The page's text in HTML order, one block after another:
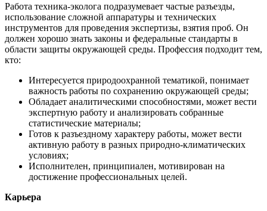
Работа техника-эколога подразумевает частые разъезды,
использование сложной аппаратуры и технических
инструментов для проведения экспертизы, взятия проб. Он
должен хорошо знать законы и федеральные стандарты в
области защиты окружающей среды. Профессия подходит тем,
кто:
Интересуется природоохранной тематикой, понимает
важность работы по сохранению окружающей среды;
Обладает аналитическими способностями, может вести
экспертную работу и анализировать собранные
статистические материалы;
Готов к разъездному характеру работы, может вести
активную работу в разных природно-климатических
условиях;
Исполнителен, принципиален, мотивирован на
достижение профессиональных целей.
Карьера